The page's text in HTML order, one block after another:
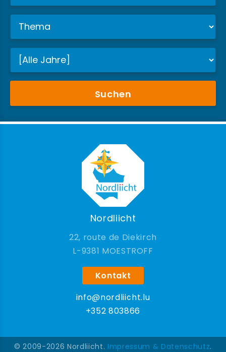
Suchen
Nordliicht
22, route de Diekirch
9381 MOESTROFF
Kontakt
info@nordliicht.lu
+352 803866
© 2009-2026 Nordliicht. Impressum & Datenschutz.